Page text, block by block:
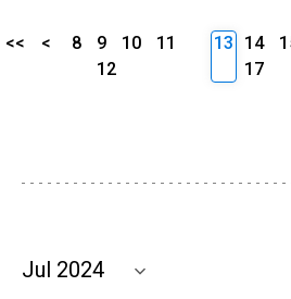
<< < 8 9 10
11
12
13 14
17